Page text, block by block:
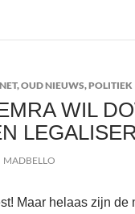
het
,OUD NIEUWS,POLITIEK
WIL
MADBELLO
Maar helaas zijn de